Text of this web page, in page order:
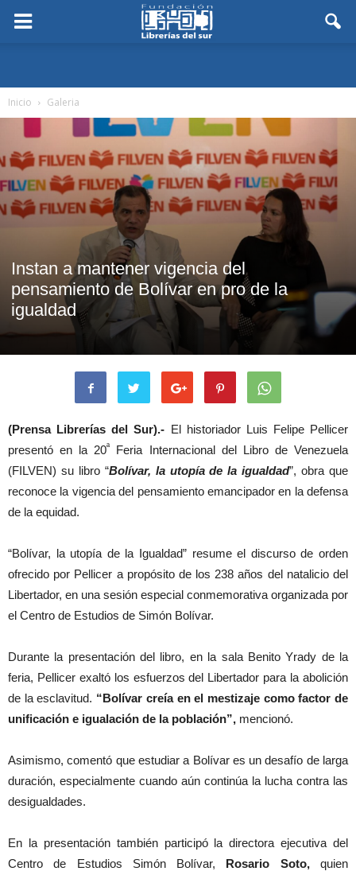
Inicio Galeria
Instan a mantener vigencia del
pensamiento de Bolívar en pro de la
igualdad
(Prensa Librerías del Sur).- El historiador Luis Felipe Pellicer
presentó en la 20ª
Feria Internacional del Libro de Venezuela
(FILVEN) su libro “Bolívar, la utopía de la igualdad”, obra que
reconoce la vigencia del pensamiento emancipador en la defensa
de la equidad.
“Bolívar, la utopía de la Igualdad” resume el discurso de orden
ofrecido por Pellicer a propósito de los 238 años del natalicio del
Libertador, en una sesión especial conmemorativa organizada por
el Centro de Estudios de Simón Bolívar.
Durante la presentación del libro, en la sala Benito Yrady de la
feria, Pellicer exaltó los esfuerzos del Libertador para la abolición
de la esclavitud. “Bolívar creía en el mestizaje como factor de
unificación e igualación de la población”, mencionó.
Asimismo, comentó que estudiar a Bolívar es un desafío de larga
duración, especialmente cuando aún continúa la lucha contra las
desigualdades.
En la presentación también participó la directora ejecutiva del
Centro de Estudios Simón Bolívar, Rosario Soto,quien